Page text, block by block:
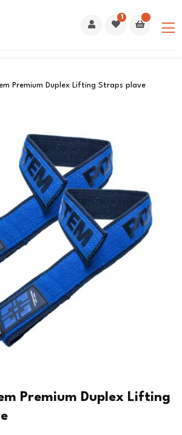
1
Premium Duplex Lifting Straps plave
Premium Duplex Lifting